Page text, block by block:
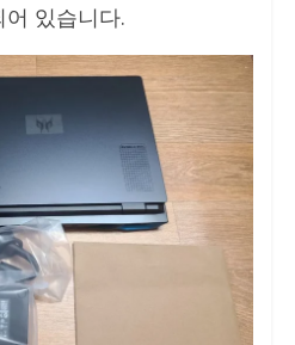
있습니다.